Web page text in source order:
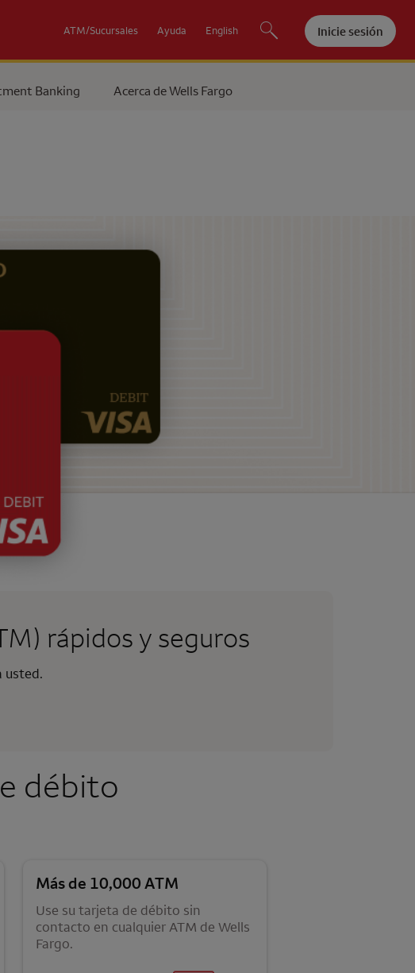
ATM/Sucursales Ayuda English Inicie sesión
Banking Acerca deWells Fargo
rápidos y seguros
usted.
débito
Más de 10,000 ATM
Use su tarjeta de débito sin
contacto en cualquier ATM de Wells
Fargo.